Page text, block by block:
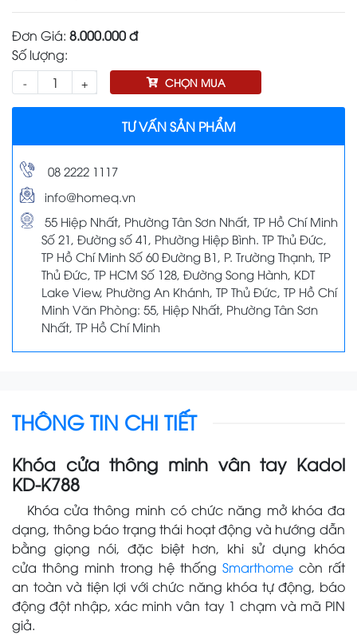
Đơn Giá: 8.000.000 đ
Số lượng:
- + CHỌN MUA
TƯ VẤN SẢN PHẨM
08 2222 1117
info@homeq.vn
55 Hiệp Nhất, Phường Tân Sơn Nhất, TP Hồ Chí Minh
Số 21, Đường số 41, Phường Hiệp Bình. TP Thủ Đức,
TP Hồ Chí Minh Số 60 Đường B1, P. Trường Thạnh, TP
Thủ Đức, TP HCM Số 128, Đường Song Hành, KDT
Lake View, Phường An Khánh, TP Thủ Đức, TP Hồ Chí
Minh Văn Phòng: 55, Hiệp Nhất, Phường Tân Sơn
Nhất, TP Hồ Chí Minh
THÔNG TIN CHI TIẾT
Khóa cửa thông minh vân tay Kadol
KD-K788
Khóa cửa thông minh có chức năng mở khóa đa
dạng, thông báo trạng thái hoạt động và hướng dẫn
bằng giọng nói, đặc biệt hơn, khi sử dụng khóa
cửa thông minh trong hệ thống Smarthome còn rất
an toàn và tiện lợi với chức năng khóa tự động, báo
động đột nhập, xác minh vân tay 1 chạm và mã PIN
giả.